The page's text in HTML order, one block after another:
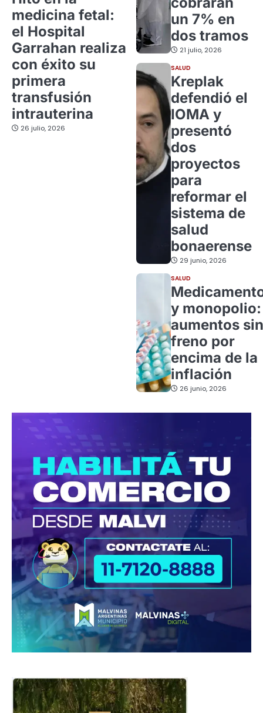
medicina fetal:
el Hospital
Garrahan realiza
con éxito su
primera
transfusión
intrauterina
26 julio, 2026
un 7% en
dos tramos
21 julio, 2026
SALUD
Kreplak
defendió el
IOMA y
presentó
dos
proyectos
para
reformar el
sistema de
salud
bonaerense
29 junio, 2026
SALUD
y monopolio:
aumentos sin
freno por
encima de la
inflación
26 junio, 2026